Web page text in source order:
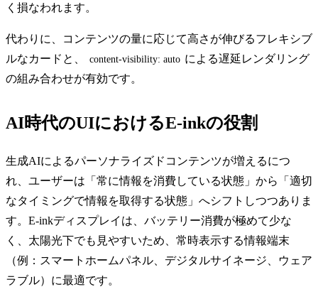
く損なわれます。
代わりに、コンテンツの量に応じて高さが伸びるフレキシブ
ルなカードと、
content-visibility: auto による遅延レンダリング
の組み合わせが有効です。
AI時代のUIにおけるE-inkの役割
生成AIによるパーソナライズドコンテンツが増えるにつ
れ、ユーザーは「常に情報を消費している状態」から「適切
なタイミングで情報を取得する状態」へシフトしつつありま
す。E-inkディスプレイは、バッテリー消費が極めて少な
く、太陽光下でも見やすいため、常時表示する情報端末
（例：スマートホームパネル、デジタルサイネージ、ウェア
ラブル）に最適です。